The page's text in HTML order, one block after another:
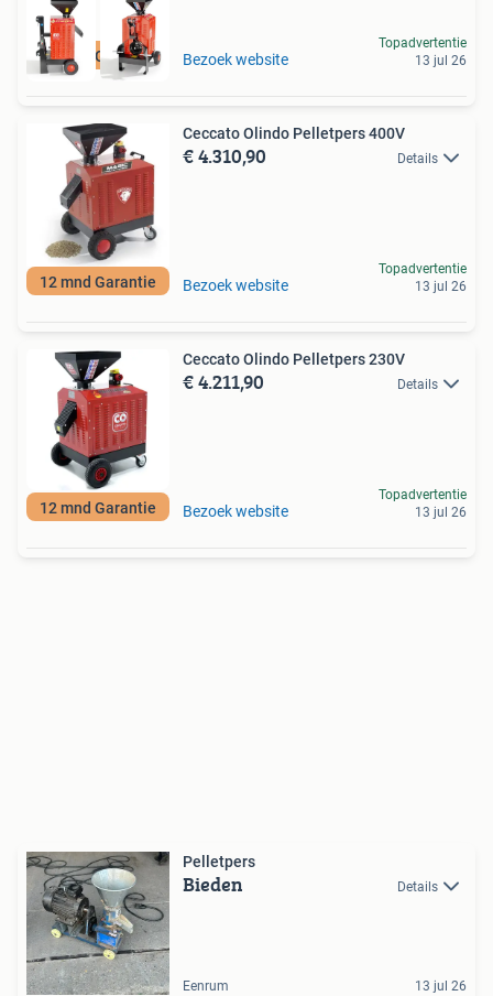
12 mnd Garantie Bezoek website
Topadvertentie
13 jul 26
12 mnd Garantie
Ceccato Olindo Pelletpers 400V
€ 4.310,90 Details
Bezoek website
Topadvertentie
13 jul 26
12 mnd Garantie
Ceccato Olindo Pelletpers 230V
€ 4.211,90 Details
Bezoek website
Topadvertentie
13 jul 26
Pelletpers
Bieden Details
Eenrum 13 jul 26